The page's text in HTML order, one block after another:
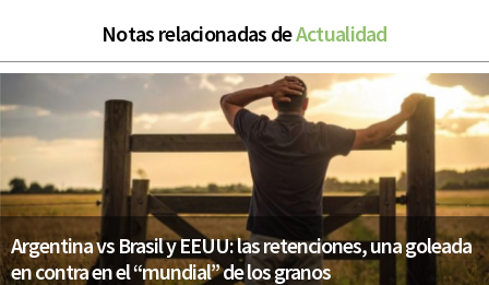
Notas relacionadas deActualidad
Argentina vs Brasil y EEUU: las retenciones, una goleada
en contra en el “mundial” de los granos